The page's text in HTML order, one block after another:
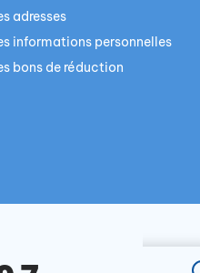
adresses
informations personnelles
bons de réduction